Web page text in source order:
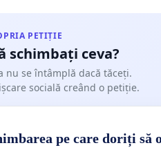
PETIȚIE
schimbați ceva?
nu se întâmplă dacă tăceți.
socială creând o petiție.
pe care doriți să